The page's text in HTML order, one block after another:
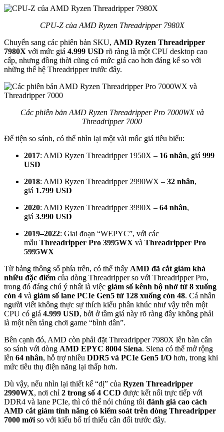
CPU-Z của AMD Ryzen Threadripper 7980X
Chuyển sang các phiên bản SKU, AMD Ryzen Threadripper
7980X với mức giá 4.999 USD rõ ràng là một CPU desktop cao
cấp, nhưng đồng thời cũng có mức giá cao hơn đáng kể so với
những thế hệ Threadripper trước đây.
Các phiên bản AMD Ryzen Threadripper Pro 7000WX và
Threadripper 7000
Để tiện so sánh, có thể nhìn lại một vài mốc giá tiêu biểu:
2017: AMD Ryzen Threadripper 1950X – 16 nhân, giá 999
USD
2018: AMD Ryzen Threadripper 2990WX – 32 nhân,
giá 1.799 USD
2020: AMD Ryzen Threadripper 3990X – 64 nhân,
giá 3.990 USD
2019–2022: Giai đoạn “WEPYC”, với các
mẫu Threadripper Pro 3995WX và Threadripper Pro
5995WX
Từ bảng thông số phía trên, có thể thấy AMD đã cắt giảm khá
nhiều đặc điểm của dòng Threadripper so với Threadripper Pro,
trong đó đáng chú ý nhất là việc giảm số kênh bộ nhớ từ 8 xuống
còn 4 và giảm số lane PCIe Gen5 từ 128 xuống còn 48. Cá nhân
người viết không thực sự thích kiểu phân khúc như vậy trên một
CPU có giá 4.999 USD, bởi ở tầm giá này rõ ràng đây không phải
là một nền tảng chơi game “bình dân”.
Bên cạnh đó, AMD còn phải đặt Threadripper 7980X lên bàn cân
so sánh với dòng AMD EPYC 8004 Siena. Siena có thể mở rộng
lên 64 nhân, hỗ trợ nhiều DDR5 và PCIe Gen5 I/O hơn, trong khi
mức tiêu thụ điện năng lại thấp hơn.
Dù vậy, nếu nhìn lại thiết kế “dị” của Ryzen Threadripper
2990WX, nơi chỉ 2 trong số 4 CCD được kết nối trực tiếp với
DDR4 và lane PCIe, thì có thể nói chúng tôi đánh giá cao cách
AMD cắt giảm tính năng có kiểm soát trên dòng Threadripper
7000 mới so với kiểu bố trí thiếu cân đối trước đây.